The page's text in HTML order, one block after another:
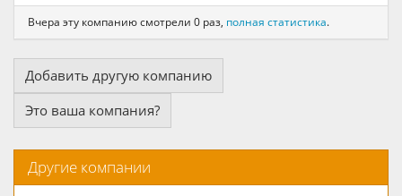
Вчера эту компанию смотрели 0 раз, полная статистика.
Добавить другую компанию
Это ваша компания?
Другие компании